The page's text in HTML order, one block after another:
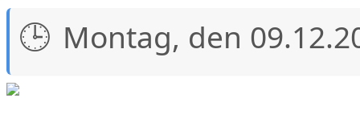
Montag, den